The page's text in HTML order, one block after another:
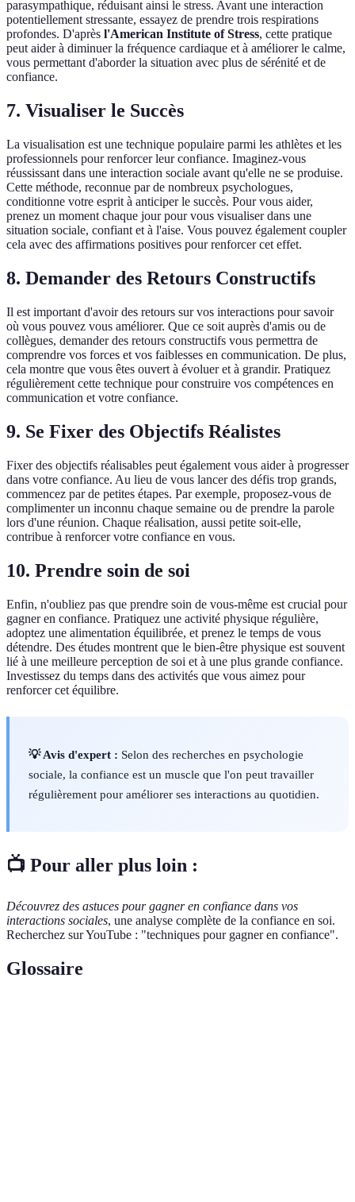
parasympathique, réduisant ainsi le stress. Avant une interaction
potentiellement stressante, essayez de prendre trois respirations
profondes. D'après l'American Institute of Stress, cette pratique
peut aider à diminuer la fréquence cardiaque et à améliorer le calme,
vous permettant d'aborder la situation avec plus de sérénité et de
confiance.
7. Visualiser le Succès
La visualisation est une technique populaire parmi les athlètes et les
professionnels pour renforcer leur confiance. Imaginez-vous
réussissant dans une interaction sociale avant qu'elle ne se produise.
Cette méthode, reconnue par de nombreux psychologues,
conditionne votre esprit à anticiper le succès. Pour vous aider,
prenez un moment chaque jour pour vous visualiser dans une
situation sociale, confiant et à l'aise. Vous pouvez également coupler
cela avec des affirmations positives pour renforcer cet effet.
8. Demander des Retours Constructifs
Il est important d'avoir des retours sur vos interactions pour savoir
où vous pouvez vous améliorer. Que ce soit auprès d'amis ou de
collègues, demander des retours constructifs vous permettra de
comprendre vos forces et vos faiblesses en communication. De plus,
cela montre que vous êtes ouvert à évoluer et à grandir. Pratiquez
régulièrement cette technique pour construire vos compétences en
communication et votre confiance.
9. Se Fixer des Objectifs Réalistes
Fixer des objectifs réalisables peut également vous aider à progresser
dans votre confiance. Au lieu de vous lancer des défis trop grands,
commencez par de petites étapes. Par exemple, proposez-vous de
complimenter un inconnu chaque semaine ou de prendre la parole
lors d'une réunion. Chaque réalisation, aussi petite soit-elle,
contribue à renforcer votre confiance en vous.
10. Prendre soin de soi
Enfin, n'oubliez pas que prendre soin de vous-même est crucial pour
gagner en confiance. Pratiquez une activité physique régulière,
adoptez une alimentation équilibrée, et prenez le temps de vous
détendre. Des études montrent que le bien-être physique est souvent
lié à une meilleure perception de soi et à une plus grande confiance.
Investissez du temps dans des activités que vous aimez pour
renforcer cet équilibre.
💡 Avis d'expert : Selon des recherches en psychologie
sociale, la confiance est un muscle que l'on peut travailler
régulièrement pour améliorer ses interactions au quotidien.
📺 Pour aller plus loin :
Découvrez des astuces pour gagner en confiance dans vos
interactions sociales, une analyse complète de la confiance en soi.
Recherchez sur YouTube : "techniques pour gagner en confiance".
Glossaire